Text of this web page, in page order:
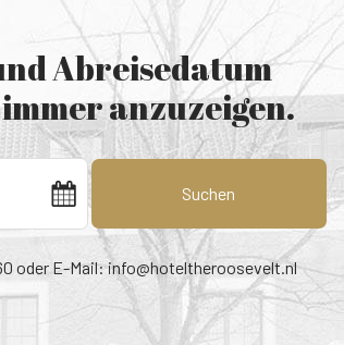
Abreisedatum
anzuzeigen.
Suchen
oder E-Mail:info@hoteltheroosevelt.nl